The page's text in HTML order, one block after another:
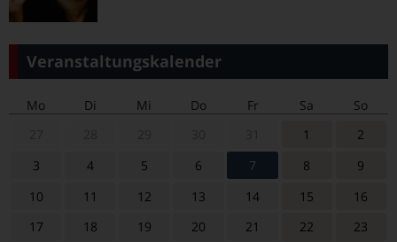
Veranstaltungskalender
Mo Di Mi Do Fr Sa
So
1
2
3
4 5 6 7 8
9
10
11 12 13 14 15
16
17
18 19 20 21 22
23